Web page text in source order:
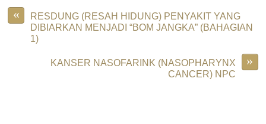
«
RESDUNG (RESAH HIDUNG) PENYAKIT YANG
DIBIARKAN MENJADI “BOM JANGKA” (BAHAGIAN
1)
»
KANSER NASOFARINK (NASOPHARYNX
CANCER) NPC